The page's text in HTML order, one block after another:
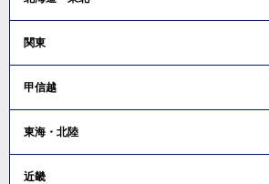
関東
甲信越
東海・北陸
近畿